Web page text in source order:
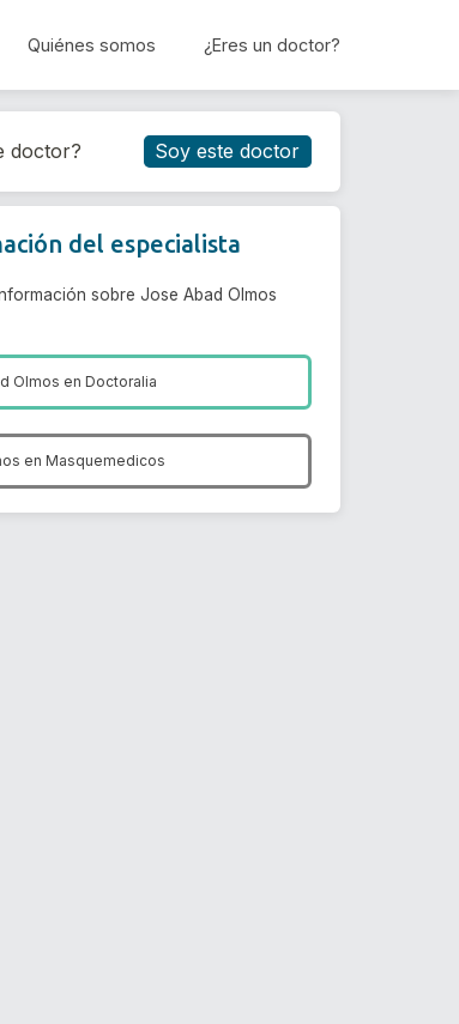
Quiénes somos ¿Eres un doctor?
Reservar cita
doctor? Soy este doctor
del especialista
sobre Jose Abad Olmos
Olmos enDoctoralia
en Masquemedicos